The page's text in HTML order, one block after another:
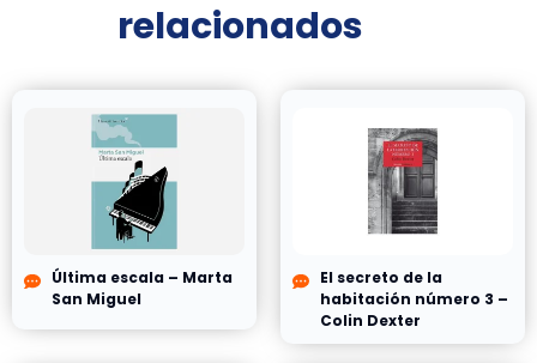
relacionados
Última escala – Marta
San Miguel
El secreto de la
habitación número 3 –
Colin Dexter